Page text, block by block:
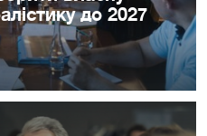
до 2027